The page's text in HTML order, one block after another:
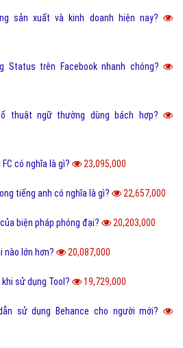
sản xuất và kinh doanh hiện nay?
trên Facebook nhanh chóng?
thuật ngữ thường dùng bách hợp?
có nghĩa là gì? 23,095,000
tiếng anh có nghĩa là gì? 22,657,000
biện pháp phóng đại? 20,203,000
nào lớn hơn? 20,087,000
sử dụng Tool? 19,729,000
sử dụng Behance cho người mới?